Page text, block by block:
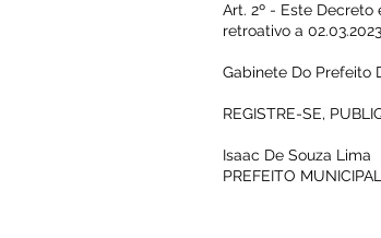
Art. 2º - Este
retroativo a
Gabinete Do Prefeito
REGISTRE-SE,
Isaac De Souza Lima
PREFEITO MUNICIPAL